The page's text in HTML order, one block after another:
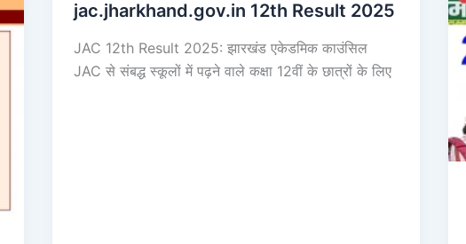
jac.jharkhand.gov.in 12th Result 2025
JAC 12th Result 2025: झारखंड एकेडमिक काउंसिल
JAC से संबद्ध स्कूलों में पढ़ने वाले कक्षा 12वीं के छात्रों के लिए